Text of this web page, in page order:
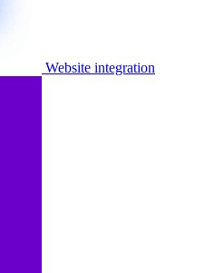
Website integration